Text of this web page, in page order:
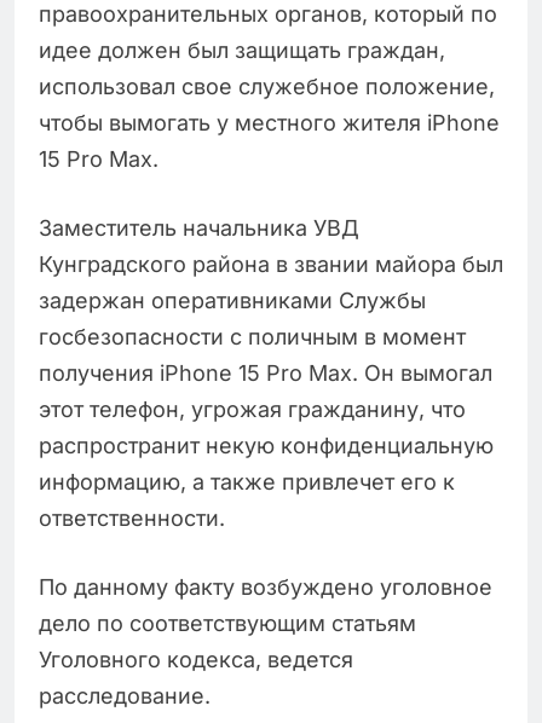
правоохранительных органов, который по
идее должен был защищать граждан,
использовал свое служебное положение,
чтобы вымогать у местного жителя iPhone
15 Pro Max.
Заместитель начальника УВД
Кунградского района в звании майора был
задержан оперативниками Службы
госбезопасности с поличным в момент
получения iPhone 15 Pro Max. Он вымогал
этот телефон, угрожая гражданину, что
распространит некую конфиденциальную
информацию, а также привлечет его к
ответственности.
По данному факту возбуждено уголовное
дело по соответствующим статьям
Уголовного кодекса, ведется
расследование.